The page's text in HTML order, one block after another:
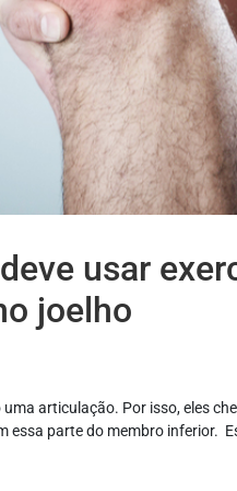
usar
joelho
articulação. Por isso, eles
essa parte do membro inferior.